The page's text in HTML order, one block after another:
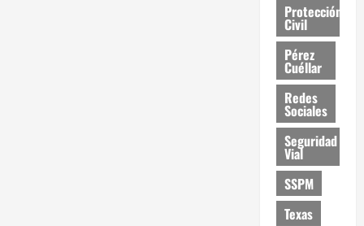
Protección
Civil
Pérez
Cuéllar
Redes
Sociales
Seguridad
Vial
SSPM
Texas